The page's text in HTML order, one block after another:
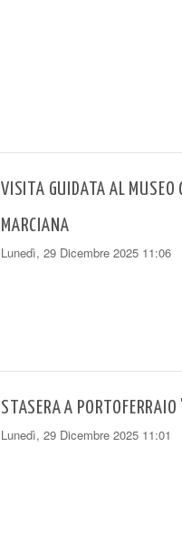
VISITA GUIDATA AL MUSEO
MARCIANA
Lunedì, 29 Dicembre 2025 11:06
STASERA A
Lunedì, 29 Dicembre 2025 11:01